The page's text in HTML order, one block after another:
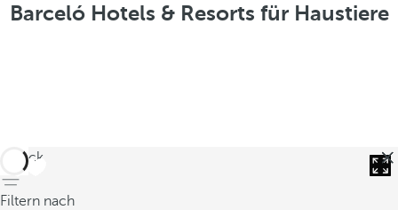
Barceló Hotels & Resorts für Haustiere
zurück
Filtern nach